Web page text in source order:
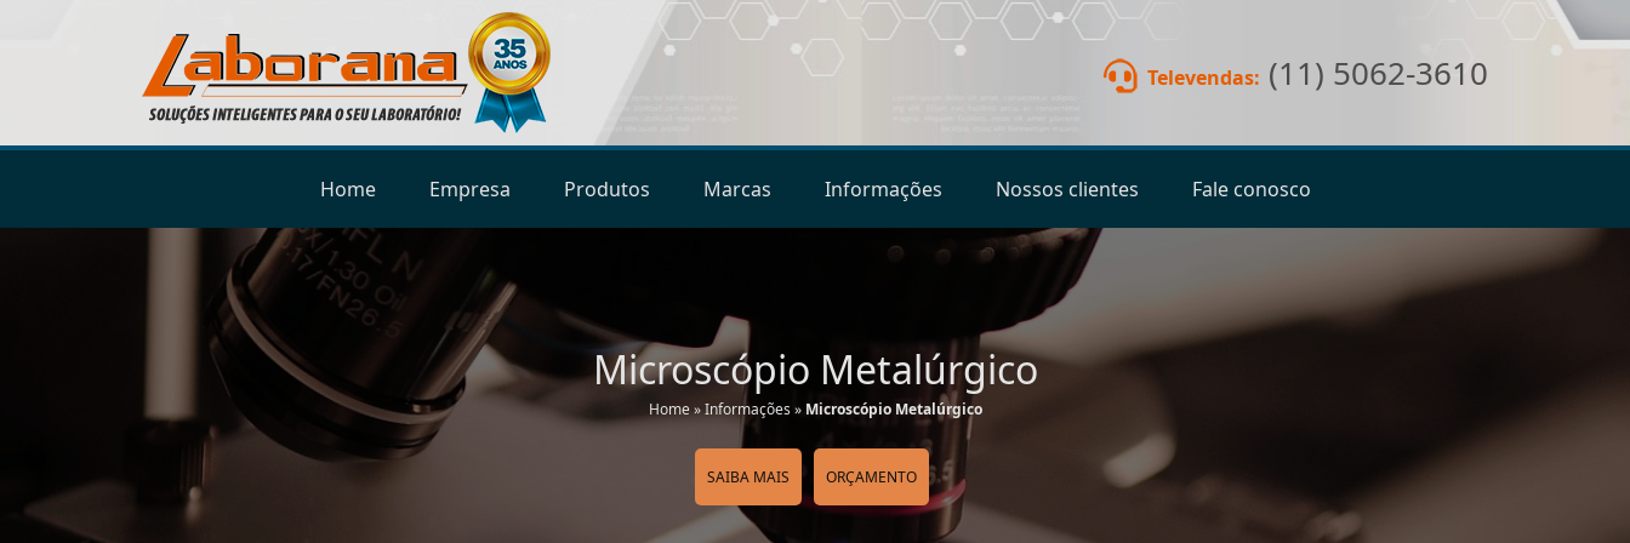
Televendas: (11) 5062-3610
Home Empresa Produtos Marcas Informações Nossos clientes Fale conosco
Microscópio Metalúrgico
Home»Informações » Microscópio Metalúrgico
SAIBA MAIS ORÇAMENTO